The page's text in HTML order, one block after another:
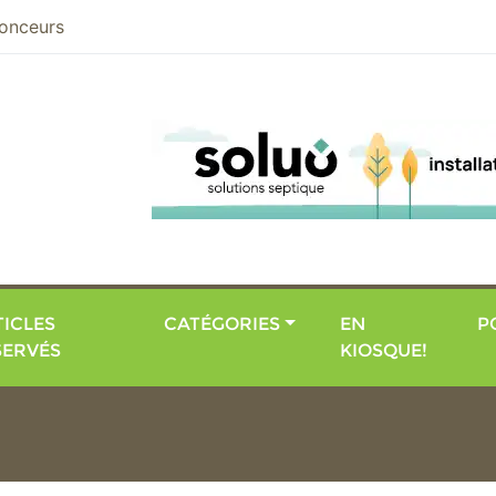
CATÉGORIES
EN
KIOSQUE!